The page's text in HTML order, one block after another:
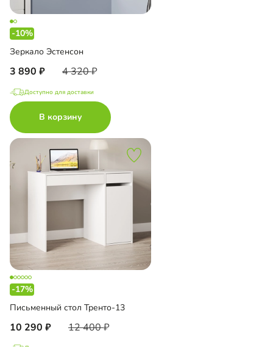
-10%
Зеркало Эстенсон
3 890 4 320
Доступно для доставки
В корзину
-17%
Письменный стол Тренто-13
10 290 12 400